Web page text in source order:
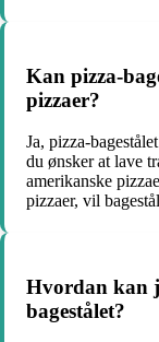
Kan pizza-
pizzaer?
Ja, pizza-
du ønsker at lave
amerikanske
pizzaer, vil
Hvordan kan
bagestålet?